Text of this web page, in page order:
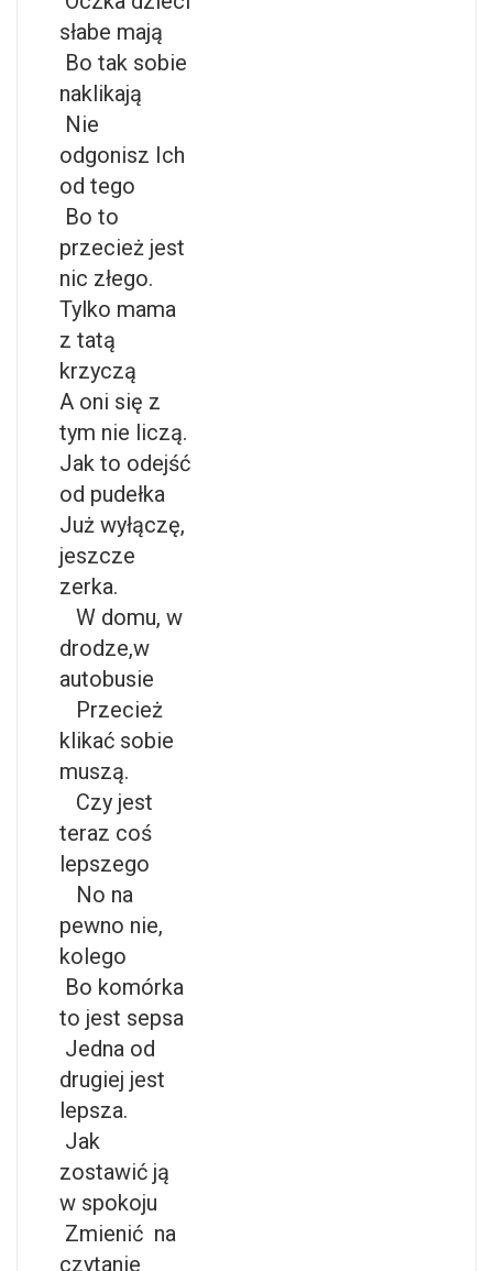
słabe mają
Bo tak sobie
naklikają
Nie
odgonisz Ich
od tego
Bo to
przecież jest
nic złego.
Tylko mama
z tatą
krzyczą
A oni się z
tym nie liczą.
Jak to odejść
od pudełka
Już wyłączę,
jeszcze
zerka.
W domu, w
drodze,w
autobusie
Przecież
klikać sobie
muszą.
Czy jest
teraz coś
lepszego
No na
pewno nie,
kolego
Bo komórka
to jest sepsa
Jedna od
drugiej jest
lepsza.
Jak
zostawić ją
w spokoju
Zmienić na
czytanie